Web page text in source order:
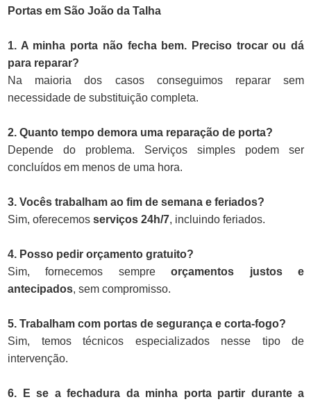
Portas em São João da Talha
1. A minha porta não fecha bem. Preciso trocar ou dá
para reparar?
Na maioria dos casos conseguimos reparar sem
necessidade de substituição completa.
2. Quanto tempo demora uma reparação de porta?
Depende do problema. Serviços simples podem ser
concluídos em menos de uma hora.
3. Vocês trabalham ao fim de semana e feriados?
Sim, oferecemos serviços 24h/7, incluindo feriados.
4. Posso pedir orçamento gratuito?
Sim, fornecemos sempreorçamentos justos e
antecipados, sem compromisso.
5. Trabalham com portas de segurança e corta-fogo?
Sim, temos técnicos especializados nesse tipo de
intervenção.
6. E se a fechadura da minha porta partir durante a